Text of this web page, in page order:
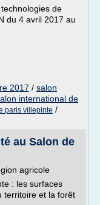
de
du 4 avril 2017 au
2017 / salon
international de
paris villepinte /
au Salon de
agricole
: les surfaces
territoire et la forêt